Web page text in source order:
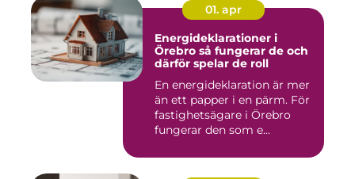
01. apr
Energideklarationer i
Örebro så fungerar de och
därför spelar de roll
En energideklaration är mer
än ett papper i en pärm. För
fastighetsägare i Örebro
fungerar den som e...